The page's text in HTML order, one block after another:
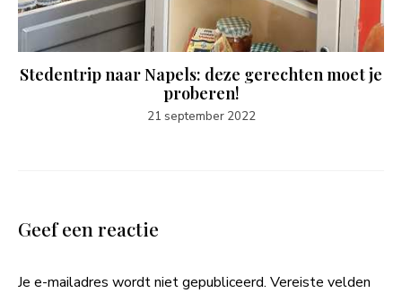
Stedentrip naar Napels: deze gerechten moet je
proberen!
21 september 2022
Geef een reactie
Je e-mailadres wordt niet gepubliceerd. Vereiste velden